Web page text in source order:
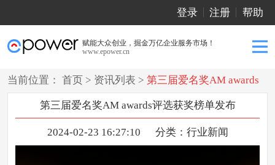
登录 注册 帮助
赋能大众创业，掘金万亿企业服务市场！
www.epower.cn
当前位置： 首页 > 资讯列表 > 第三届爱名奖AM awards
评选获奖榜单发布
第三届爱名奖AM awards评选获奖榜单发布
2024-02-23 16:27:10 分类： 行业新闻